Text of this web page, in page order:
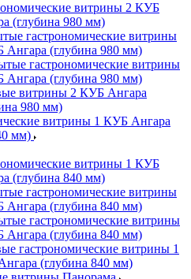
витрины 2 КУБ
(глубина 980 мм)
гастрономические витрины
Ангара (глубина 980 мм)
гастрономические витрины
Ангара (глубина 980 мм)
витрины 2 КУБ Ангара
980 мм)
витрины 1 КУБ Ангара
мм)
витрины 1 КУБ
(глубина 840 мм)
гастрономические витрины
Ангара (глубина 840 мм)
гастрономические витрины
Ангара (глубина 840 мм)
гастрономические витрины 1
(глубина 840 мм)